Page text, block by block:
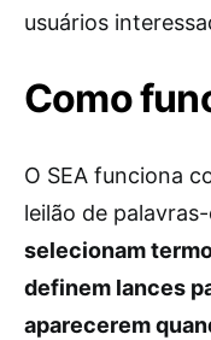
usuários
Como
O SEA funciona
leilão de
selecionam
definem lances
aparecerem